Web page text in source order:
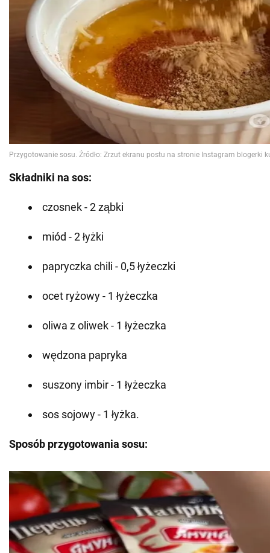
Składniki na sos:
czosnek - 2 ząbki
miód - 2 łyżki
papryczka chili - 0,5 łyżeczki
ocet ryżowy - 1 łyżeczka
oliwa z oliwek - 1 łyżeczka
wędzona papryka
suszony imbir - 1 łyżeczka
sos sojowy - 1 łyżka.
Sposób przygotowania sosu: